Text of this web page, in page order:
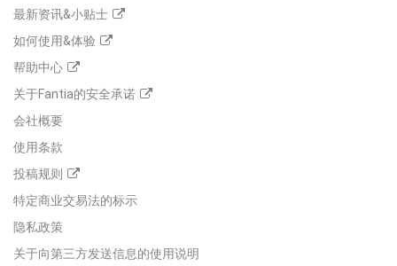
最新资讯&小贴士
如何使用&体验
帮助中心
关于Fantia的安全承诺
会社概要
使用条款
投稿规则
特定商业交易法的标示
隐私政策
关于向第三方发送信息的使用说明